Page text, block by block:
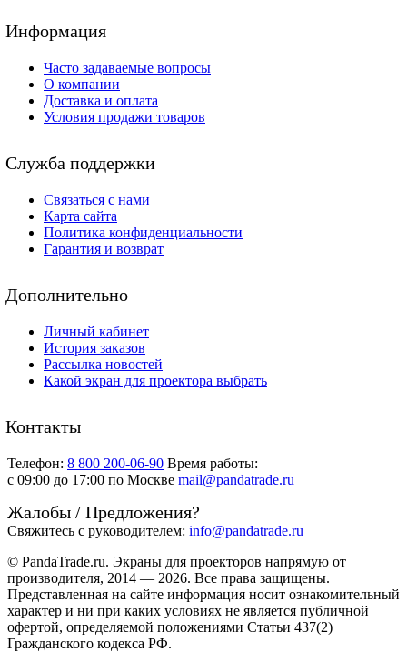
Информация
Часто задаваемые вопросы
О компании
Доставка и оплата
Условия продажи товаров
Служба поддержки
Связаться с нами
Карта сайта
Политика конфиденциальности
Гарантия и возврат
Дополнительно
Личный кабинет
История заказов
Рассылка новостей
Какой экран для проектора выбрать
Контакты
Телефон: 8 800 200-06-90 Время работы:
c 09:00 до 17:00 по Москве mail@pandatrade.ru
Жалобы / Предложения?
Свяжитесь с руководителем: info@pandatrade.ru
© PandaTrade.ru. Экраны для проекторов напрямую от
производителя, 2014 — 2026. Все права защищены.
Представленная на сайте информация носит ознакомительный
характер и ни при каких условиях не является публичной
офертой, определяемой положениями Статьи 437(2)
Гражданского кодекса РФ.